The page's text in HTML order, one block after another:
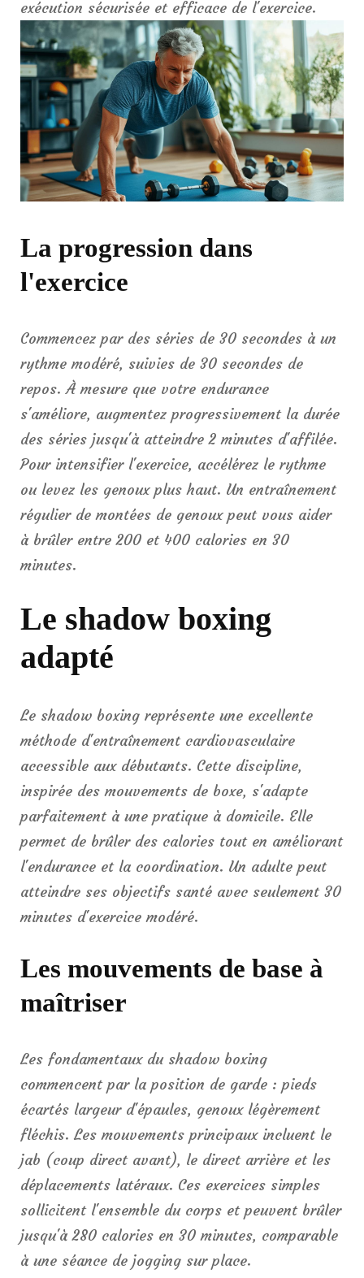
exécution sécurisée et efficace de l'exercice.
La progression dans
l'exercice
Commencez par des séries de 30 secondes à un
rythme modéré, suivies de 30 secondes de
repos. À mesure que votre endurance
s'améliore, augmentez progressivement la durée
des séries jusqu'à atteindre 2 minutes d'affilée.
Pour intensifier l'exercice, accélérez le rythme
ou levez les genoux plus haut. Un entraînement
régulier de montées de genoux peut vous aider
à brûler entre 200 et 400 calories en 30
minutes.
Le shadow boxing
adapté
Le shadow boxing représente une excellente
méthode d'entraînement cardiovasculaire
accessible aux débutants. Cette discipline,
inspirée des mouvements de boxe, s'adapte
parfaitement à une pratique à domicile. Elle
permet de brûler des calories tout en améliorant
l'endurance et la coordination. Un adulte peut
atteindre ses objectifs santé avec seulement 30
minutes d'exercice modéré.
Les mouvements de base à
maîtriser
Les fondamentaux du shadow boxing
commencent par la position de garde : pieds
écartés largeur d'épaules, genoux légèrement
fléchis. Les mouvements principaux incluent le
jab (coup direct avant), le direct arrière et les
déplacements latéraux. Ces exercices simples
sollicitent l'ensemble du corps et peuvent brûler
jusqu'à 280 calories en 30 minutes, comparable
à une séance de jogging sur place.